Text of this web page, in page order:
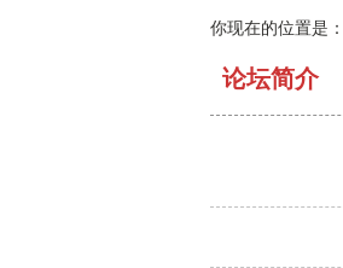
你现在的位置是：
论坛简介